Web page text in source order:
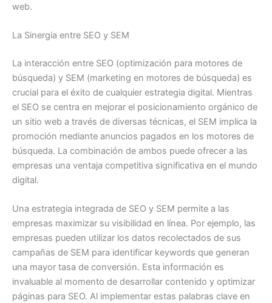
web.
La Sinergia entre SEO y SEM
La interacción entre SEO (optimización para motores de
búsqueda) y SEM (marketing en motores de búsqueda) es
crucial para el éxito de cualquier estrategia digital. Mientras
el SEO se centra en mejorar el posicionamiento orgánico de
un sitio web a través de diversas técnicas, el SEM implica la
promoción mediante anuncios pagados en los motores de
búsqueda. La combinación de ambos puede ofrecer a las
empresas una ventaja competitiva significativa en el mundo
digital.
Una estrategia integrada de SEO y SEM permite a las
empresas maximizar su visibilidad en línea. Por ejemplo, las
empresas pueden utilizar los datos recolectados de sus
campañas de SEM para identificar keywords que generan
una mayor tasa de conversión. Esta información es
invaluable al momento de desarrollar contenido y optimizar
páginas para SEO. Al implementar estas palabras clave en